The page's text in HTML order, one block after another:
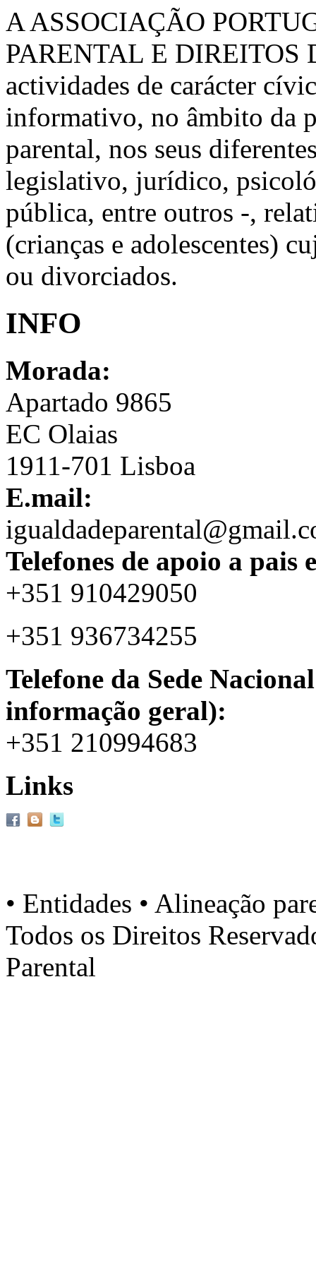
A ASSOCIAÇÃO
PARENTAL E DIREITOS
actividades de carácter
informativo, no âmbito da
parental, nos seus
legislativo, jurídico,
pública, entre outros -,
(crianças e adolescentes)
ou divorciados.
INFO
Morada:
Apartado 9865
EC Olaias
1911-701 Lisboa
E.mail:
Telefones de apoio a pais
+351 910429050
+351 936734255
Telefone da Sede
informação geral):
+351 210994683
Links
• Entidades • Alineação
Todos os Direitos
Parental